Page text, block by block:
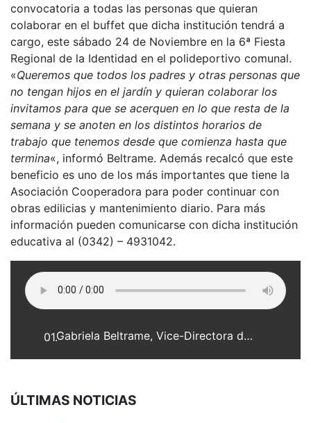
convocatoria a todas las personas que quieran
colaborar en el buffet que dicha institución tendrá a
cargo, este sábado 24 de Noviembre en la 6ª Fiesta
Regional de la Identidad en el polideportivo comunal.
«Queremos que todos los padres y otras personas que
no tengan hijos en el jardín y quieran colaborar los
invitamos para que se acerquen en lo que resta de la
semana y se anoten en los distintos horarios de
trabajo que tenemos desde que comienza hasta que
termina«, informó Beltrame. Además recalcó que este
beneficio es uno de los más importantes que tiene la
Asociación Cooperadora para poder continuar con
obras edilicias y mantenimiento diario. Para más
información pueden comunicarse con dicha institución
educativa al (0342) – 4931042.
01. Gabriela Beltrame, Vice-Directora del Jardín de Infantes Nucleado N 124 Mauricio Franck
ÚLTIMAS NOTICIAS